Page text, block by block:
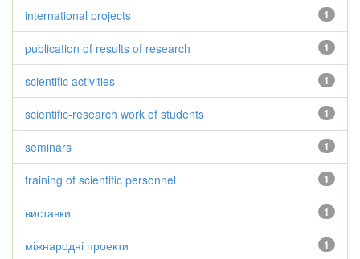
1
international projects
1
publication of results of research
1
scientific activities
1
scientific-research work of students
1
seminars
1
training of scientific personnel
1
виставки
1
міжнародні проекти